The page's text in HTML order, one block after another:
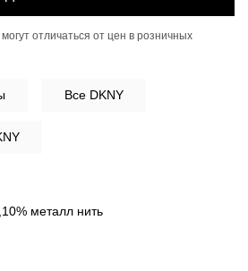
отличаться от цен в розничных
Все DKNY
металл нить